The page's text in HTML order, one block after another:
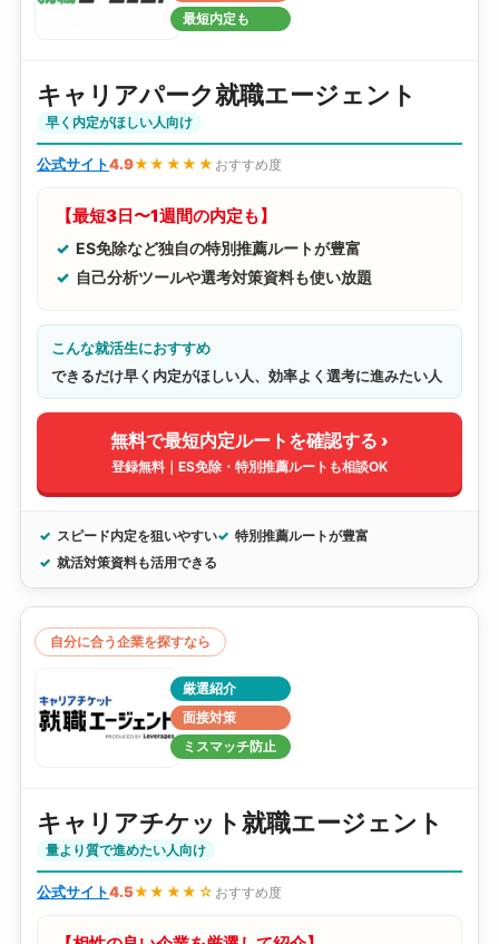
最短内定も
キャリアパーク就職エージェント
早く内定がほしい人向け
公式サイト4.9★★★★★ おすすめ度
【最短3日〜1週間の内定も】
ES免除など独自の特別推薦ルートが豊富
自己分析ツールや選考対策資料も使い放題
こんな就活生におすすめ
できるだけ早く内定がほしい人、効率よく選考に進みたい人
無料で最短内定ルートを確認する ›
登録無料｜ES免除・特別推薦ルートも相談OK
スピード内定を狙いやすい
特別推薦ルートが豊富
就活対策資料も活用できる
自分に合う企業を探すなら
厳選紹介
面接対策
ミスマッチ防止
キャリアチケット就職エージェント
量より質で進めたい人向け
公式サイト4.5★★★★☆ おすすめ度